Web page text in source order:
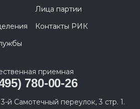
Лица партии
Контакты РИК
приемная
780-00-26
й Самотечный переулок, 3 стр. 1.